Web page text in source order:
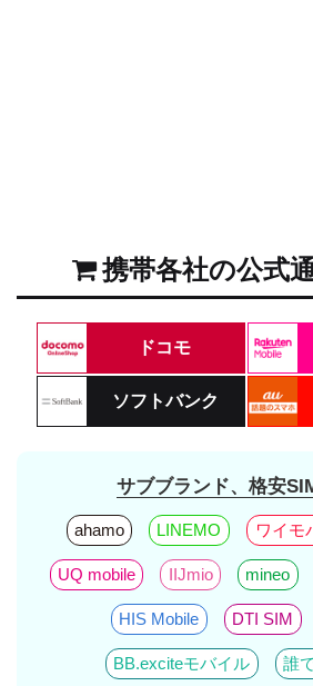
携帯各社の公式
ドコモ
ソフトバンク
サブブランド、格安
ahamo LINEMO ワイモ
UQ mobile IIJmio mineo
HIS Mobile DTI SIM
BB.exciteモバイル 誰